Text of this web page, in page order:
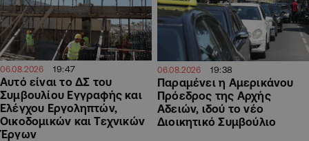
06.08.2026 19:47
Αυτό είναι το ΔΣ του
Συμβουλίου Εγγραφής και
Ελέγχου Εργοληπτών,
Οικοδομικών και Τεχνικών
Έργων
06.08.2026 19:38
Παραμένει η Αμερικάνου
Πρόεδρος της Αρχής
Αδειών, ιδού το νέο
Διοικητικό Συμβούλιο